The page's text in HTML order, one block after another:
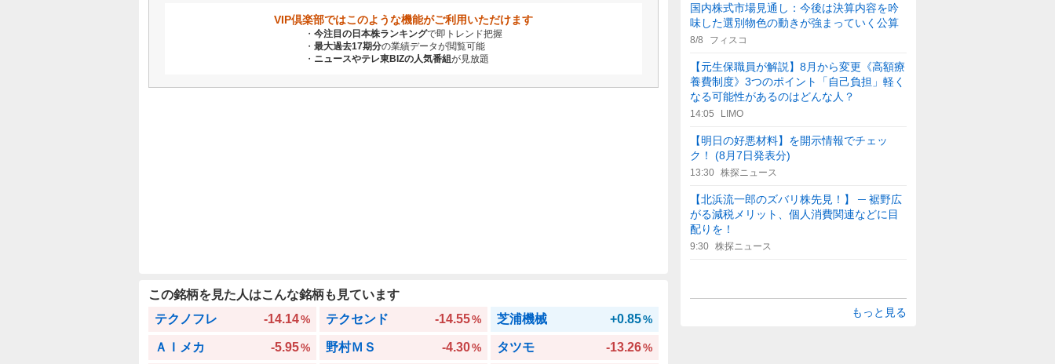
VIP倶楽部ではこのような機能がご利用いただけます
今注目の日本株ランキングで即トレンド把握
最大過去17期分の業績データが閲覧可能
ニュースやテレ東BIZの人気番組が見放題
この銘柄を見た人はこんな銘柄も見ています
テクノフレ
-14.14% テクセンド -14.55% 芝浦機械 +0.85%
ＡＩメカ -5.95% 野村ＭＳ -4.30% タツモ -13.26%
国内株式市場見通し：今後は決算内容を吟
味した選別物色の動きが強まっていく公算
8/8 フィスコ
【元生保職員が解説】8月から変更《高額療
養費制度》3つのポイント「自己負担」軽く
なる可能性があるのはどんな人？
14:05 LIMO
【明日の好悪材料】を開示情報でチェッ
ク！ (8月7日発表分)
13:30 株探ニュース
【北浜流一郎のズバリ株先見！】 ─ 裾野広
がる減税メリット、個人消費関連などに目
配りを！
9:30 株探ニュース
もっと見る